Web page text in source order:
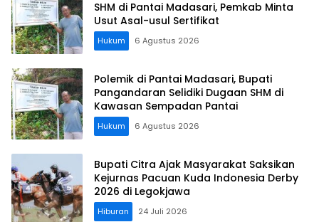
SHM di Pantai Madasari, Pemkab Minta
Usut Asal-usul Sertifikat
Hukum 6 Agustus 2026
Polemik di Pantai Madasari, Bupati
Pangandaran Selidiki Dugaan SHM di
Kawasan Sempadan Pantai
Hukum 6 Agustus 2026
Bupati Citra Ajak Masyarakat Saksikan
Kejurnas Pacuan Kuda Indonesia Derby
2026 di Legokjawa
Hiburan 24 Juli 2026